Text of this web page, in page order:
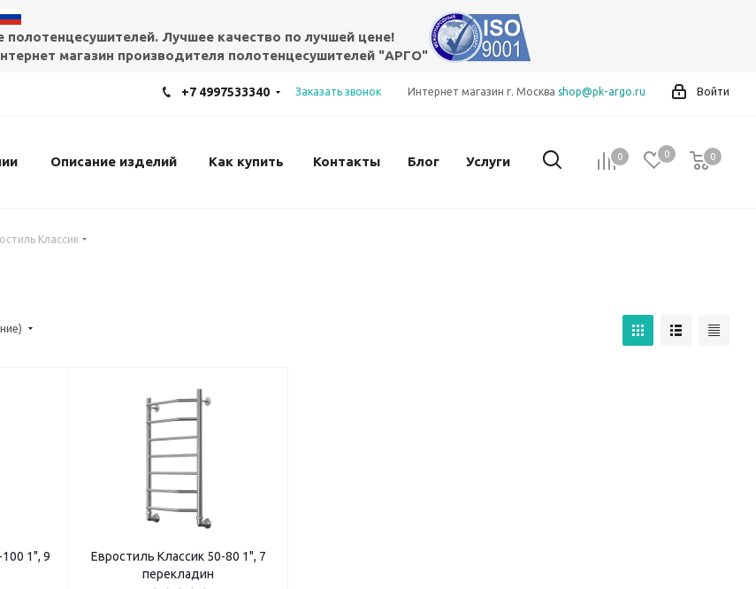
Лучшее качество по лучшей цене!
магазин производителя полотенцесушителей "АРГО"
Войти
Интернет магазин г. Москва shop@pk-argo.ru
+7 4997533340 Заказать звонок
0 0 0
0
Описание изделий Как купить Контакты Блог Услуги
Классик
1", 9
Евростиль Классик 50-80 1", 7
перекладин